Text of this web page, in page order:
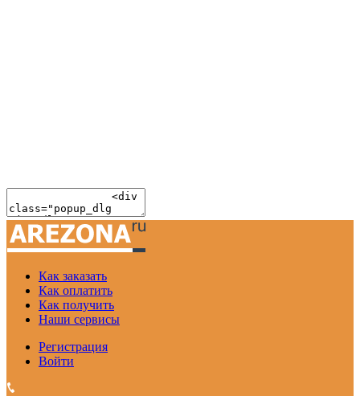
Как заказать
Как оплатить
Как получить
Наши сервисы
Регистрация
Войти